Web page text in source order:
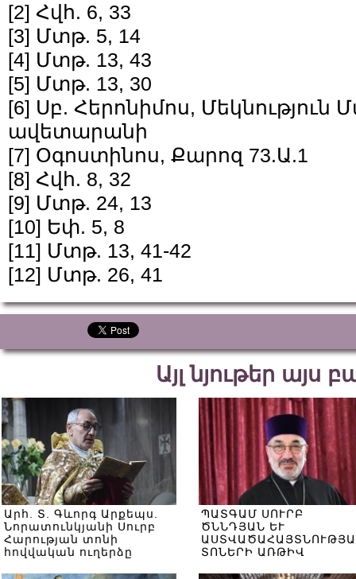
[2] Հվհ. 6, 33
[3] Մտթ. 5, 14
[4] Մտթ. 13, 43
[5] Մտթ. 13, 30
[6] Սբ. Հերոնիմոս, Մեկնություն
ավետարանի
[7] Օգոստինոս, Քարոզ 73.Ա.1
[8] Հվհ. 8, 32
[9] Մտթ. 24, 13
[10] Եփ. 5, 8
[11] Մտթ. 13, 41-42
[12] Մտթ. 26, 41
Այլ նյութեր այս
Արհ. Տ. Գևորգ Արքեպս.
Նորատունկյանի Սուրբ
Հարության տոնի
հովվական ուղերձը
ՊԱՏԳԱՄ ՍՈՒՐԲ
ԾՆՆԴՅԱՆ ԵՒ
ՏՈՆԵՐԻ ԱՌԹԻՎ